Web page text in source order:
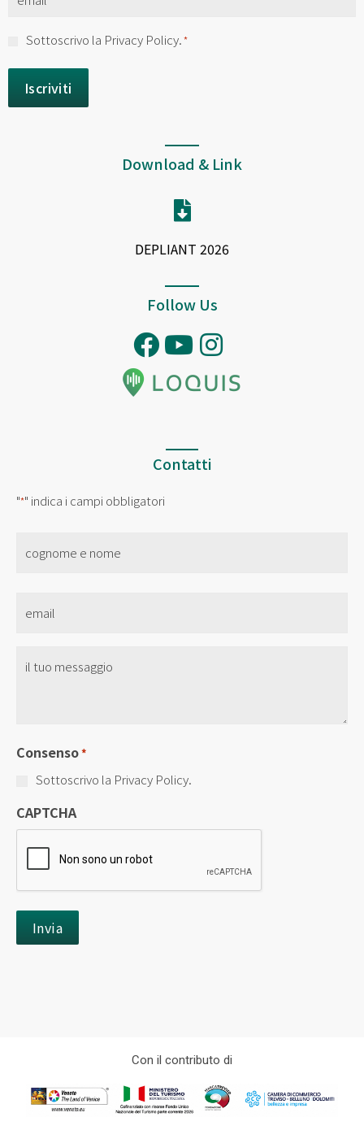
Consenso
Sottoscrivo la Privacy Policy.*
Download & Link
DEPLIANT 2026
Follow Us
Contatti
"*" indica i campi obbligatori
Titolo
Consenso*
Sottoscrivo la Privacy Policy.
CAPTCHA
Con il contributo di